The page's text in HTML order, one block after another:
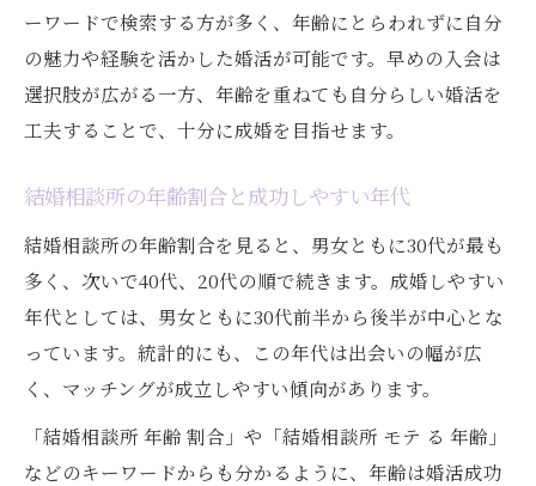
ーワードで検索する方が多く、年齢にとらわれずに自分
の魅力や経験を活かした婚活が可能です。早めの入会は
選択肢が広がる一方、年齢を重ねても自分らしい婚活を
工夫することで、十分に成婚を目指せます。
結婚相談所の年齢割合と成功しやすい年代
結婚相談所の年齢割合を見ると、男女ともに30代が最も
多く、次いで40代、20代の順で続きます。成婚しやすい
年代としては、男女ともに30代前半から後半が中心とな
っています。統計的にも、この年代は出会いの幅が広
く、マッチングが成立しやすい傾向があります。
「結婚相談所 年齢 割合」や「結婚相談所 モテ る 年齢」
などのキーワードからも分かるように、年齢は婚活成功